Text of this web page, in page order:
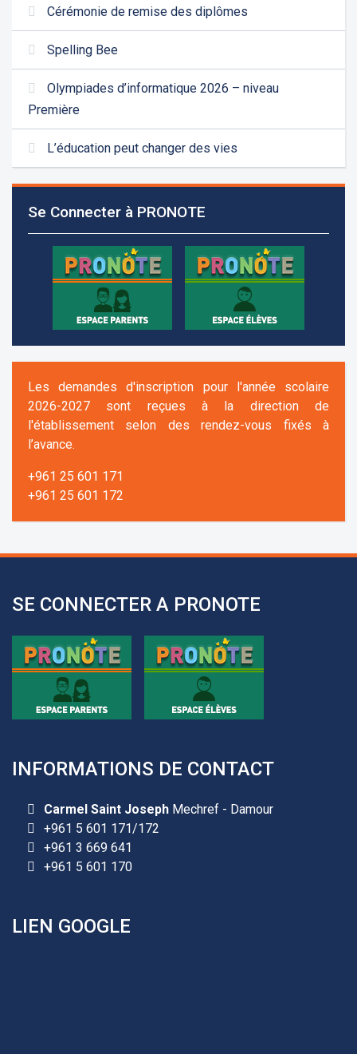
Cérémonie de remise des diplômes
Spelling Bee
Olympiades d’informatique 2026 – niveau
Première
L’éducation peut changer des vies
Se Connecter à PRONOTE
Les demandes d'inscription pour l'année scolaire
2026-2027 sont reçues à la direction de
l'établissement selon des rendez-vous fixés à
l’avance.
+961 25 601 171
+961 25 601 172
SE CONNECTER A PRONOTE
INFORMATIONS DE CONTACT
Carmel Saint Joseph Mechref - Damour
+961 5 601 171/172
+961 3 669 641
+961 5 601 170
LIEN GOOGLE